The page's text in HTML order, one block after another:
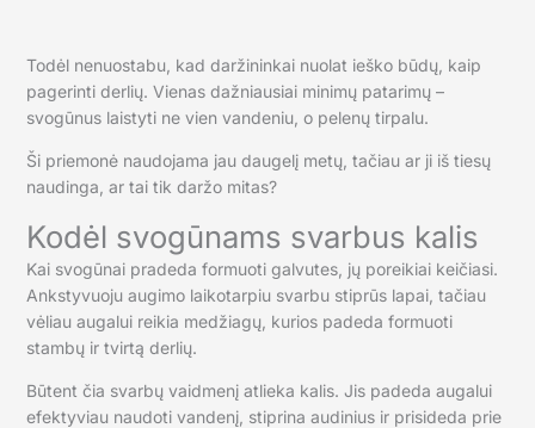
Todėl nenuostabu, kad daržininkai nuolat ieško būdų, kaip
pagerinti derlių. Vienas dažniausiai minimų patarimų –
svogūnus laistyti ne vien vandeniu, o pelenų tirpalu.
Ši priemonė naudojama jau daugelį metų, tačiau ar ji iš tiesų
naudinga, ar tai tik daržo mitas?
Kodėl svogūnams svarbus kalis
Kai svogūnai pradeda formuoti galvutes, jų poreikiai keičiasi.
Ankstyvuoju augimo laikotarpiu svarbu stiprūs lapai, tačiau
vėliau augalui reikia medžiagų, kurios padeda formuoti
stambų ir tvirtą derlių.
Būtent čia svarbų vaidmenį atlieka kalis. Jis padeda augalui
efektyviau naudoti vandenį, stiprina audinius ir prisideda prie